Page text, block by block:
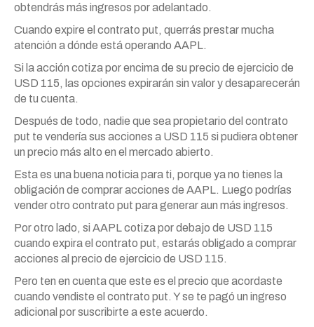
obtendrás más ingresos por adelantado.
Cuando expire el contrato put, querrás prestar mucha
atención a dónde está operando AAPL.
Si la acción cotiza por encima de su precio de ejercicio de
USD 115, las opciones expirarán sin valor y desaparecerán
de tu cuenta.
Después de todo, nadie que sea propietario del contrato
put te vendería sus acciones a USD 115 si pudiera obtener
un precio más alto en el mercado abierto.
Esta es una buena noticia para ti, porque ya no tienes la
obligación de comprar acciones de AAPL. Luego podrías
vender otro contrato put para generar aun más ingresos.
Por otro lado, si AAPL cotiza por debajo de USD 115
cuando expira el contrato put, estarás obligado a comprar
acciones al precio de ejercicio de USD 115.
Pero ten en cuenta que este es el precio que acordaste
cuando vendiste el contrato put. Y se te pagó un ingreso
adicional por suscribirte a este acuerdo.